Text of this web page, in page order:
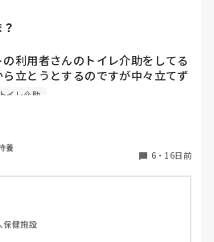
利用者さんのトイレ介助をしてる
立とうとするのですが中々立てず
で人を呼んだらリーダーが来てく
ズに立って車椅子に移乗したので
ったんじゃなかったの？と聞いた
リーダーからは前屈みにしてないか
からベッド、リフトの椅子から車椅
に動かなくなる時があるのですが
。皆さんはどうしていますか？
トイレ介助
養
6・ 16日前
保健施設